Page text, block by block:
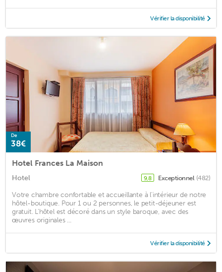
Vérifier la disponibilité
De
38€
Hotel Frances La Maison
Hotel 9,8 Exceptionnel (482)
Votre chambre confortable et accueillante à l'intérieur de notre
hôtel-boutique. Pour 1 ou 2 personnes, le petit-déjeuner est
gratuit. L'hôtel est décoré dans un style baroque, avec des
œuvres originales ...
Vérifier la disponibilité